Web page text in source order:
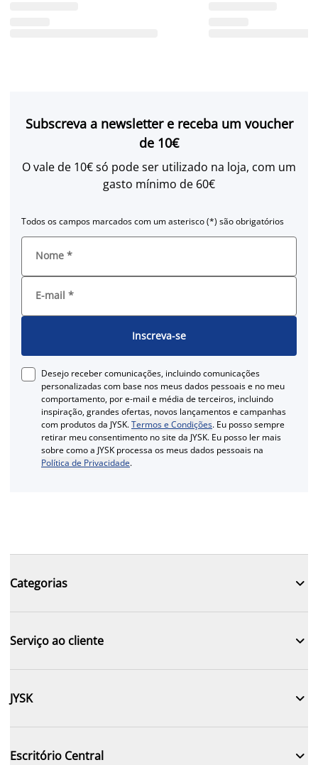
Subscreva a newsletter e receba um voucher
de 10€
O vale de 10€ só pode ser utilizado na loja, com um
gasto mínimo de 60€
Todos os campos marcados com um asterisco (*) são obrigatórios
Nome *
E-mail *
Inscreva-se
Desejo receber comunicações, incluindo comunicações
personalizadas com base nos meus dados pessoais e no meu
comportamento, por e-mail e média de terceiros, incluindo
inspiração, grandes ofertas, novos lançamentos e campanhas
com produtos da JYSK.Termos e Condições. Eu posso sempre
retirar meu consentimento no site da JYSK. Eu posso ler mais
sobre como a JYSK processa os meus dados pessoais na
Política de Privacidade.
Categorias 
Serviço ao cliente 
JYSK 
Escritório Central 